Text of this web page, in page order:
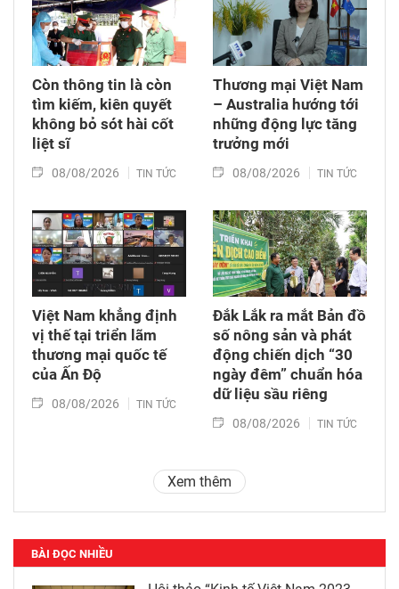
Còn thông tin là còn
tìm kiếm, kiên quyết
không bỏ sót hài cốt
liệt sĩ
08/08/2026 TIN TỨC
Thương mại Việt Nam
– Australia hướng tới
những động lực tăng
trưởng mới
08/08/2026 TIN TỨC
Việt Nam khẳng định
vị thế tại triển lãm
thương mại quốc tế
của Ấn Độ
08/08/2026 TIN TỨC
Đắk Lắk ra mắt Bản đồ
số nông sản và phát
động chiến dịch “30
ngày đêm” chuẩn hóa
dữ liệu sầu riêng
08/08/2026 TIN TỨC
Xem thêm
BÀI ĐỌC NHIỀU